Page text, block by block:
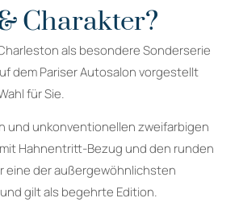
Charakter?
als besondere Sonderserie
dem Pariser Autosalon vorgestellt
für Sie.
und unkonventionellen zweifarbigen
Hahnentritt-Bezug und den runden
eine der außergewöhnlichsten
gilt als begehrte Edition.